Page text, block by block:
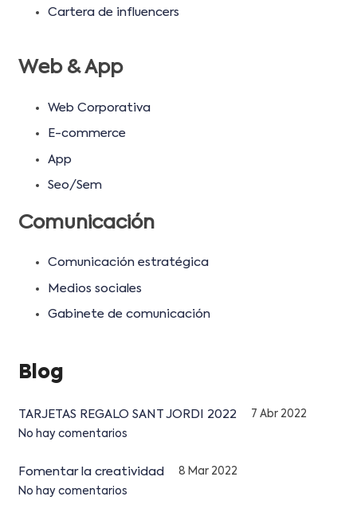
Cartera de influencers
Web & App
Web Corporativa
E-commerce
App
Seo/Sem
Comunicación
Comunicación estratégica
Medios sociales
Gabinete de comunicación
Blog
TARJETAS REGALO SANT JORDI 2022
7 Abr 2022
No hay comentarios
Fomentar la creatividad
8 Mar 2022
No hay comentarios